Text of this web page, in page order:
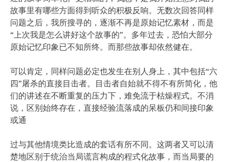
故事里有哪些方面得到听众的积极反响。无数次回答同样
问题之后，我所搜寻的，逐渐不再是原始记忆素材，而是
“上次我是怎么讲好这个故事的”。多年过去，恐怕大部分
原始记忆印象已不知所终。而那些故事却依然健在。
可以肯定，同样问题必定也发生在别人身上，其中包括“六
四”屠杀的直接目击者。目击者自始就不得不有所简化，他
们的讲述在不断重复的压力下，难免流于枯燥程式。不消
说，区别始终存在，直接经验流落成的呆板仍和间接印象
或通
过与其他情境类比造成的套话有所不同。这两者又可以清
楚地区别于统治当局谎言构成的程式化故事，而当局要的